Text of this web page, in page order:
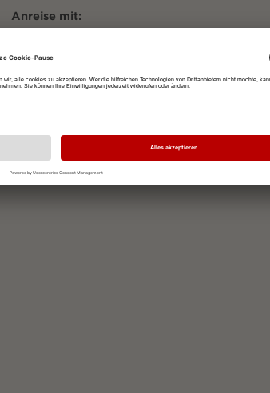
Anreise mit:
Münsterplatz 16, 79098 Freiburg im Breisgau